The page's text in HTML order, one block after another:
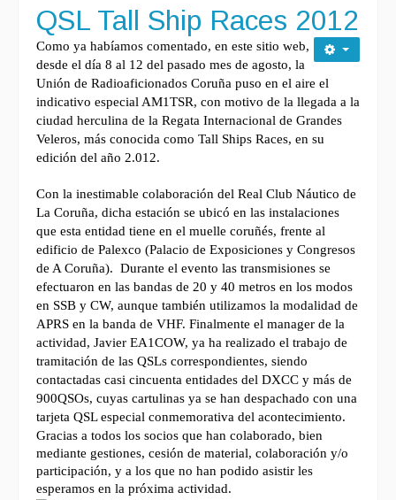
QSL Tall Ship Races 2012
Como ya habíamos comentado, en este sitio web,
desde el día 8 al 12 del pasado mes de agosto, la
Unión de Radioaficionados Coruña puso en el aire el
indicativo especial AM1TSR, con motivo de la llegada a la
ciudad herculina de la Regata Internacional de Grandes
Veleros, más conocida como Tall Ships Races, en su
edición del año 2.012.
Con la inestimable colaboración del Real Club Náutico de
La Coruña, dicha estación se ubicó en las instalaciones
que esta entidad tiene en el muelle coruñés, frente al
edificio de Palexco (Palacio de Exposiciones y Congresos
de A Coruña). Durante el evento las transmisiones se
efectuaron en las bandas de 20 y 40 metros en los modos
en SSB y CW, aunque también utilizamos la modalidad de
APRS en la banda de VHF. Finalmente el manager de la
actividad, Javier EA1COW, ya ha realizado el trabajo de
tramitación de las QSLs correspondientes, siendo
contactadas casi cincuenta entidades del DXCC y más de
900QSOs, cuyas cartulinas ya se han despachado con una
tarjeta QSL especial conmemorativa del acontecimiento.
Gracias a todos los socios que han colaborado, bien
mediante gestiones, cesión de material, colaboración y/o
participación, y a los que no han podido asistir les
esperamos en la próxima actividad.